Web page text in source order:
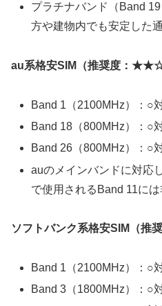
プラチナバンド（Band
方や建物内でも安定した
au系格安SIM（推奨度：★★☆
Band 1（2100MHz）：○
Band 18（800MHz）：○
Band 26（800MHz）：○
auのメインバンドに対応
で使用されるBand 11に
ソフトバンク系格安SIM（推
Band 1（2100MHz）：○
Band 3（1800MHz）：○